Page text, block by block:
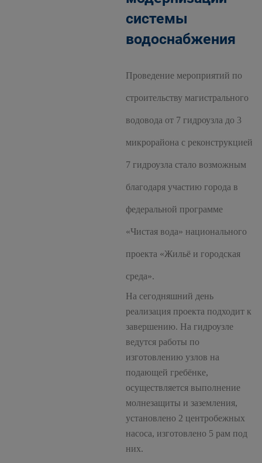
системы
водоснабжения
Проведение мероприятий по
строительству магистрального
водовода от 7 гидроузла до 3
микрорайона с реконструкцией
7 гидроузла стало возможным
благодаря участию города в
федеральной программе
«Чистая вода» национального
проекта «Жильё и городская
среда».
На сегодняшний день
реализация проекта подходит к
завершению. На гидроузле
ведутся работы по
изготовлению узлов на
подающей гребёнке,
осуществляется выполнение
молнезащиты и заземления,
установлено 2 центробежных
насоса, изготовлено 5 рам под
них.